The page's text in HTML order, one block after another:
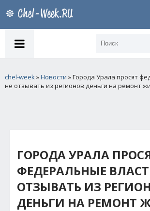
chel-week»Новости » Города Урала просят
не отзывать из регионов деньги на ремонт
ГОРОДА УРАЛА
ФЕДЕРАЛЬНЫЕ
ОТЗЫВАТЬ ИЗ
ДЕНЬГИ НА РЕМОНТ